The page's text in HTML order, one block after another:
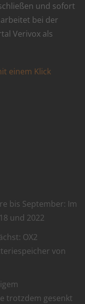
und sofort
bei der
Verivox als
einem Klick
bis September: Im
und 2022
OX2
von
trotzdem gesenkt